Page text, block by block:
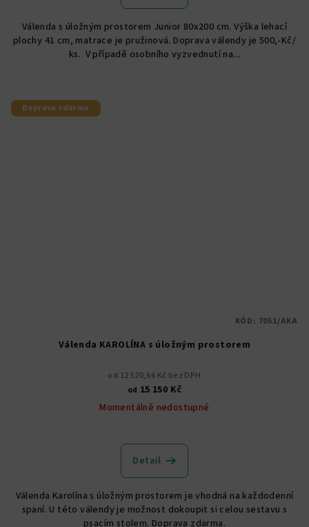
z
5
hvězdiček.
Válenda s úložným prostorem Junior 80x200 cm. Výška lehací
plochy 41 cm, matrace je pružinová. Doprava válendy je 500,-Kč/
ks. V případě osobního vyzvednutí na...
Doprava zdarma
Válenda KAROLÍNA s úložným prostorem
od 12 520,66 Kč bez DPH
od 15 150 Kč
Momentálně nedostupné
Detail
Válenda Karolína s úložným prostorem je vhodná na každodenní
spaní. U této válendy je možnost dokoupit si celou sestavu s
psacím stolem. Doprava zdarma.
KÓD: 7051/AKA